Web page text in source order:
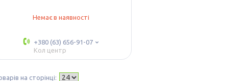
Немає в наявності
+380 (63) 656-91-07
Кол центр